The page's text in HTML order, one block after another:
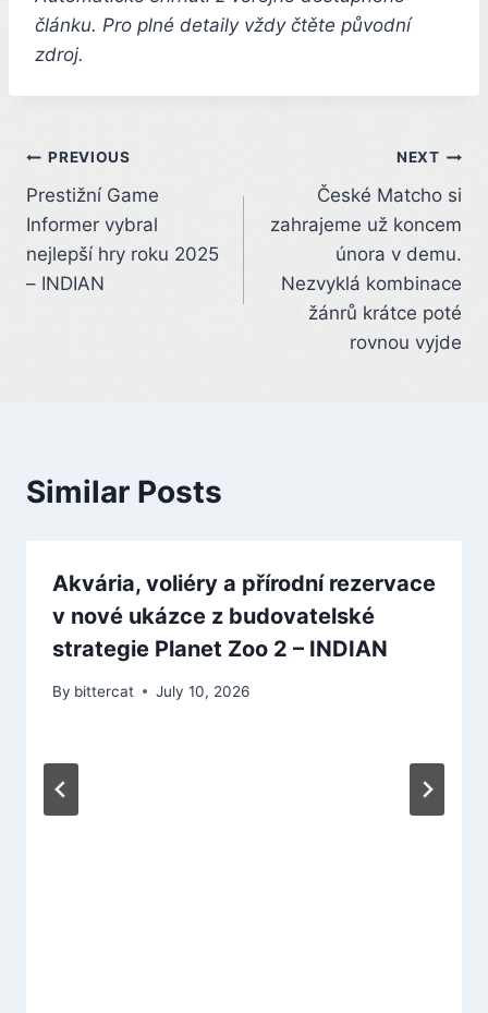
článku. Pro plné detaily vždy čtěte původní
zdroj.
Post
navigation
PREVIOUS
Prestižní Game
Informer vybral
nejlepší hry roku 2025
– INDIAN
NEXT
České Matcho si
zahrajeme už koncem
února v demu.
Nezvyklá kombinace
žánrů krátce poté
rovnou vyjde
Similar Posts
Akvária, voliéry a přírodní rezervace
v nové ukázce z budovatelské
strategie Planet Zoo 2 – INDIAN
By bittercat July 10, 2026